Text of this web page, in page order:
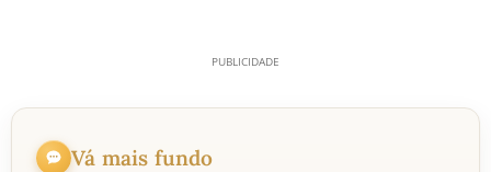
Vá mais fundo